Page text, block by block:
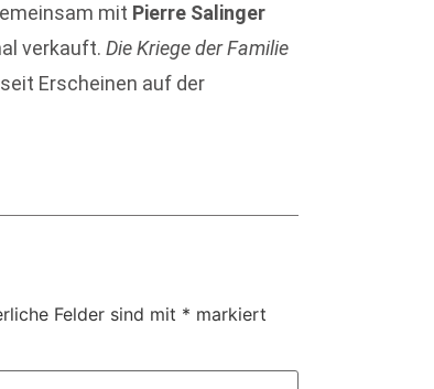
mit Pierre Salinger
verkauft.Die Kriege der Familie
Erscheinen auf der
Felder sind mit * markiert